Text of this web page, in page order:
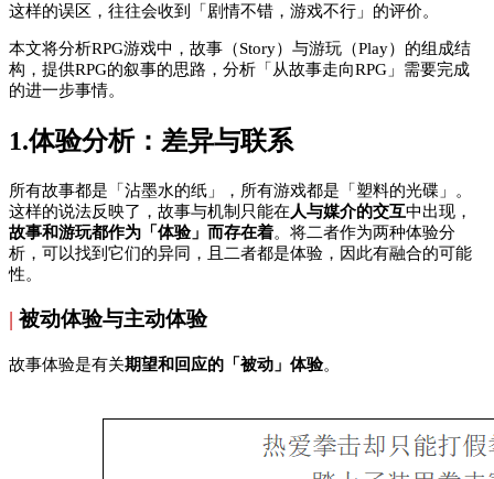
这样的误区，往往会收到「剧情不错，游戏不行」的评价。
本文将分析RPG游戏中，故事（Story）与游玩（Play）的组成结
构，提供RPG的叙事的思路，分析「从故事走向RPG」需要完成
的进一步事情。
1.体验分析：差异与联系
所有故事都是「沾墨水的纸」，所有游戏都是「塑料的光碟」。
这样的说法反映了，故事与机制只能在 人与媒介的交互中出现，
故事和游玩都作为「体验」而存在着。将二者作为两种体验分
析，可以找到它们的异同，且二者都是体验，因此有融合的可能
性。
|被动体验与主动体验
故事体验是有关期望和回应的「被动」体验。